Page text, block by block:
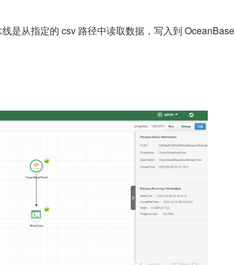
是从指定的 csv 路径中读取数据，写入到